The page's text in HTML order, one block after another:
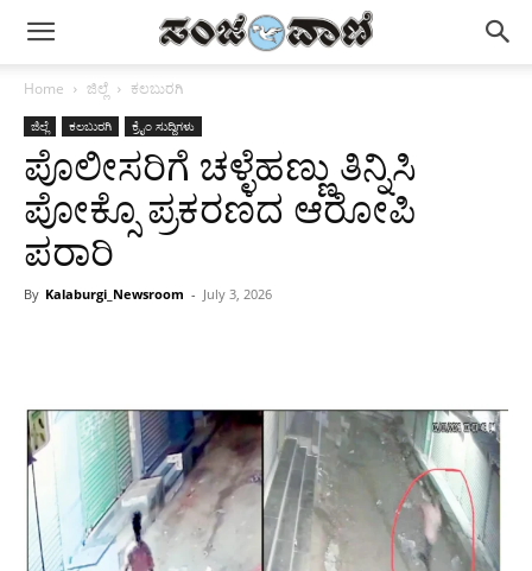
Home ಜಿಲ್ಲೆ ಕಲಬುರಗಿ
ಜಿಲ್ಲೆ ಕಲಬುರಗಿ ಕ್ರೈಂ ಸುದ್ದಿಗಳು
ಪೊಲೀಸರಿಗೆ ಚಳ್ಳೆಹಣ್ಣು ತಿನ್ನಿಸಿ
ಪೋಕ್ಸೊ ಪ್ರಕರಣದ ಆರೋಪಿ
ಪರಾರಿ
By Kalaburgi_Newsroom - July 3, 2026